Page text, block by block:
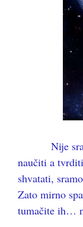
Nije
naučiti a
shvatati,
Zato mirno
tumačite ih…